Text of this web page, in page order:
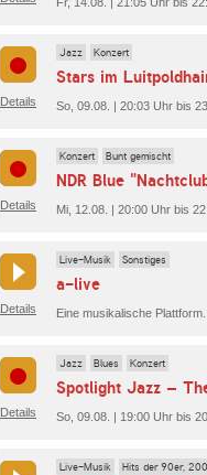
Details
Jazz Konzert
Stars im
So, 09.08. | 20:03 Uhr bis
Details
Konzert Bunt gemischt
NDR Blue
Mi, 12.08. | 20:00 Uhr bis
Details
Live-Musik Sonstiges
a-live
Details
Jazz Blues Konzert
Spotlight Jazz –
So, 09.08. | 19:00 Uhr bis
Live-Musik Hits der 90er,